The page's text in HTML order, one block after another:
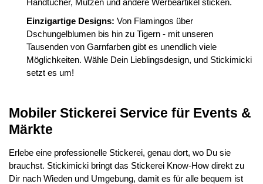
Handtücher, Mützen und andere Werbeartikel sticken.
Einzigartige Designs: Von Flamingos über
Dschungelblumen bis hin zu Tigern - mit unseren
Tausenden von Garnfarben gibt es unendlich viele
Möglichkeiten. Wähle Dein Lieblingsdesign, und Stickimicki
setzt es um!
Mobiler Stickerei Service für Events &
Märkte
Erlebe eine professionelle Stickerei, genau dort, wo Du sie
brauchst. Stickimicki bringt das Stickerei Know-How direkt zu
Dir nach Wieden und Umgebung, damit es für alle bequem ist